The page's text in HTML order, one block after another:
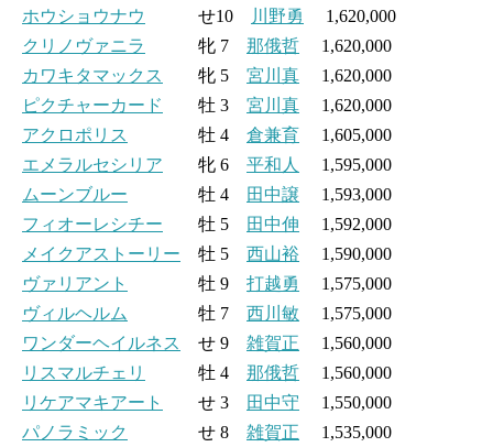
ホウショウナウ
せ10 川野勇
1,620,000
クリノヴァニラ
牝 7 那俄哲 1,620,000
カワキタマックス
牝 5 宮川真 1,620,000
ピクチャーカード
牡 3 宮川真 1,620,000
アクロポリス
牡 4 倉兼育 1,605,000
エメラルセシリア 牝 6 平和人
1,595,000
ムーンブルー 牡 4 田中譲 1,593,000
フィオーレシチー 牡 5 田中伸 1,592,000
メイクアストーリー 牡 5 西山裕 1,590,000
ヴァリアント
牡 9 打越勇
1,575,000
ヴィルヘルム
牡 7 西川敏 1,575,000
ワンダーヘイルネス
せ 9 雑賀正 1,560,000
リスマルチェリ
牡 4 那俄哲 1,560,000
リケアマキアート
せ 3 田中守 1,550,000
パノラミック
せ 8 雑賀正 1,535,000